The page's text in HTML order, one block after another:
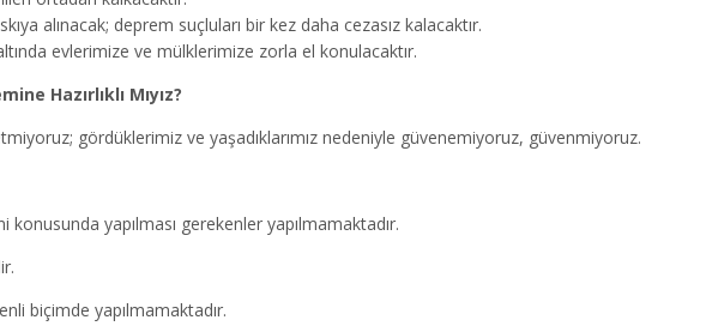
alınacak; deprem suçluları bir kez daha cezasız kalacaktır.
evlerimize ve mülklerimize zorla el konulacaktır.
Hazırlıklı Mıyız?
gördüklerimiz ve yaşadıklarımız nedeniyle güvenemiyoruz, güvenmiyoruz.
yapılması gerekenler yapılmamaktadır.
biçimde yapılmamaktadır.